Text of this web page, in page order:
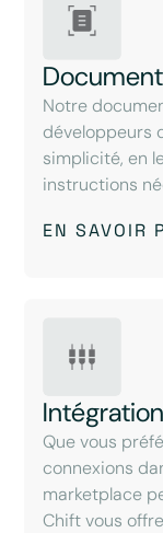
Notre
développeurs
simplicité, en
instructions
EN SAVOIR
Que vous
connexions
marketplace
Chift vous